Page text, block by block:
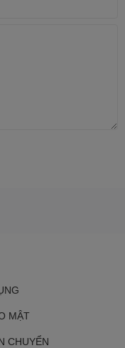
MẬT
CHUYỂN